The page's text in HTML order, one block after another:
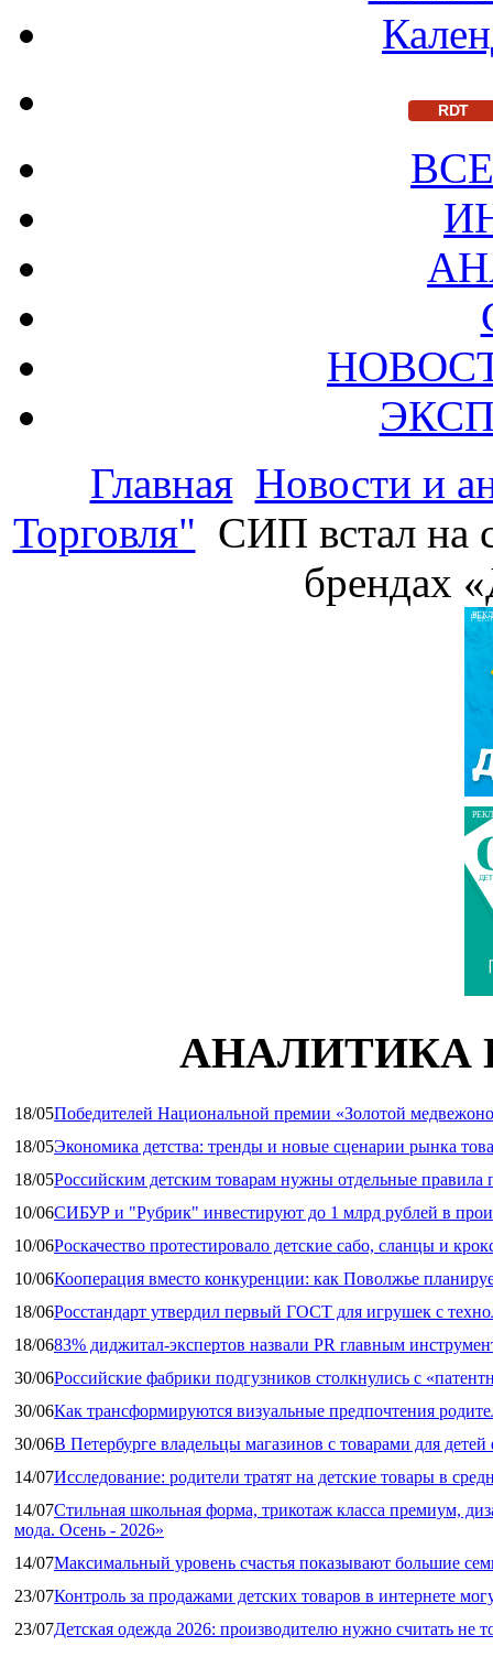
RDT
Главная Новости и
Торговля" СИП встал на
брендах
АНАЛИТИКА
18/05Победителей Национальной премии «Золотой
18/05Экономика детства: тренды и новые сценарии рынка
18/05Российским детским товарам нужны отдельные правила
10/06СИБУР и "Рубрик" инвестируют до 1 млрд рублей в
10/06Роскачество протестировало детские сабо, сланцы и
10/06Кооперация вместо конкуренции: как Поволжье
18/06Росстандарт утвердил первый ГОСТ для игрушек с
18/0683% диджитал‑экспертов назвали PR главным
30/06Российские фабрики подгузников столкнулись с
30/06Как трансформируются визуальные предпочтения
30/06В Петербурге владельцы магазинов с товарами для
14/07Исследование: родители тратят на детские товары в
14/07Стильная школьная форма, трикотаж класса премиум,
мода. Осень - 2026»
14/07Максимальный уровень счастья показывают большие
23/07Контроль за продажами детских товаров в интернете
23/07Детская одежда 2026: производителю нужно считать не